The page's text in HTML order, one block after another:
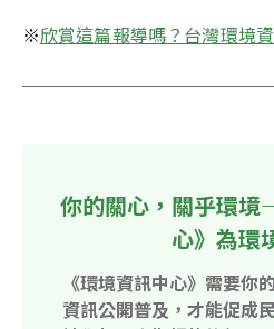
※欣賞這篇報導嗎？台灣環境
你的關心，關乎環
心》為環
《環境資訊中心》需要你
資訊公開普及，才能促成